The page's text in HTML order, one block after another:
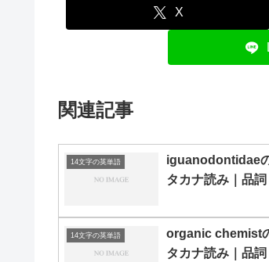
X
関連記事
14文字の英単語
iguanodontidae
タカナ読み｜品詞
14文字の英単語
organic chemist
タカナ読み｜品詞